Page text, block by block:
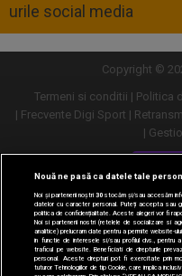
urile social media
Copyright ©
Termeni si conditii
Politica
Frecvente Digi Sport
Nouă ne pasă ca datele tale
Noi și partenerii noștri30stocăm și/sau accesăm
datelor cu caracter personal. Puteți accepta sau
politica de confidențialitate. Aceste alegeri vor fi
Noi si partenerii nostri (retelele de socializare si
analitice) prelucram date pentru a permite website-
in functie de interesele si/sau profilul dvs.,
traficul pe website. Beneficiati de drepturile
personal. Aceste drepturi pot fi exercitate prin
tuturor Tehnologiilor de tip Cookie, care implica